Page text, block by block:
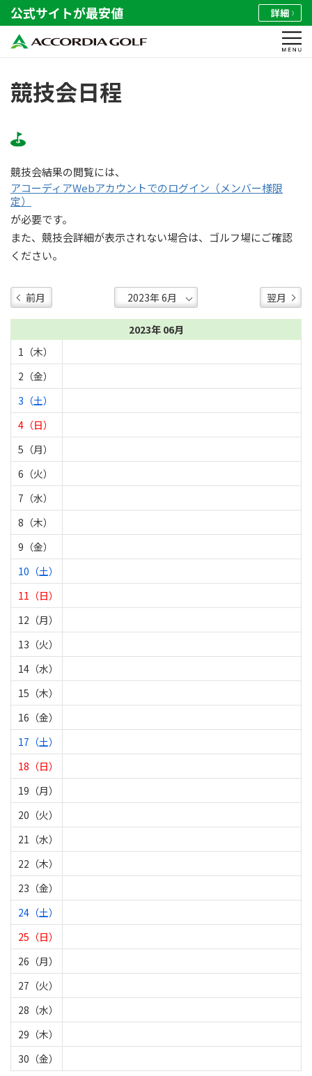
公式サイトが最安値 詳細
競技会日程
競技会結果の閲覧には、
アコーディアWebアカウントでのログイン（メンバー様限
定）
が必要です。
また、競技会詳細が表示されない場合は、ゴルフ場にご確認
ください。
前月 翌月
2023年 06月
1（木）
2（金）
3（土）
4（日）
5（月）
6（火）
7（水）
8（木）
9（金）
10（土）
11（日）
12（月）
13（火）
14（水）
15（木）
16（金）
17（土）
18（日）
19（月）
20（火）
21（水）
22（木）
23（金）
24（土）
25（日）
26（月）
27（火）
28（水）
29（木）
30（金）